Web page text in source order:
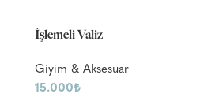
İşlemeli Valiz
Giyim & Aksesuar
15.000₺